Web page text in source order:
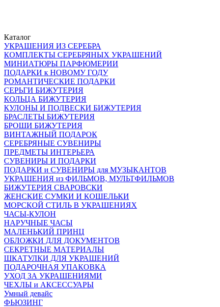
Каталог
УКРАШЕНИЯ ИЗ СЕРЕБРА
КОМПЛЕКТЫ СЕРЕБРЯНЫХ УКРАШЕНИЙ
МИНИАТЮРЫ ПАРФЮМЕРИИ
ПОДАРКИ к НОВОМУ ГОДУ
РОМАНТИЧЕСКИЕ ПОДАРКИ
СЕРЬГИ БИЖУТЕРИЯ
КОЛЬЦА БИЖУТЕРИЯ
КУЛОНЫ И ПОДВЕСКИ БИЖУТЕРИЯ
БРАСЛЕТЫ БИЖУТЕРИЯ
БРОШИ БИЖУТЕРИЯ
ВИНТАЖНЫЙ ПОДАРОК
СЕРЕБРЯНЫЕ СУВЕНИРЫ
ПРЕДМЕТЫ ИНТЕРЬЕРА
СУВЕНИРЫ И ПОДАРКИ
ПОДАРКИ и СУВЕНИРЫ для МУЗЫКАНТОВ
УКРАШЕНИЯ из ФИЛЬМОВ, МУЛЬТФИЛЬМОВ
БИЖУТЕРИЯ СВАРОВСКИ
ЖЕНСКИЕ СУМКИ И КОШЕЛЬКИ
МОРСКОЙ СТИЛЬ В УКРАШЕНИЯХ
ЧАСЫ-КУЛОН
НАРУЧНЫЕ ЧАСЫ
МАЛЕНЬКИЙ ПРИНЦ
ОБЛОЖКИ ДЛЯ ДОКУМЕНТОВ
СЕКРЕТНЫЕ МАТЕРИАЛЫ
ШКАТУЛКИ ДЛЯ УКРАШЕНИЙ
ПОДАРОЧНАЯ УПАКОВКА
УХОД ЗА УКРАШЕНИЯМИ
ЧEХЛЫ и АКСЕССУАРЫ
Умный девайс
ФЬЮЗИНГ